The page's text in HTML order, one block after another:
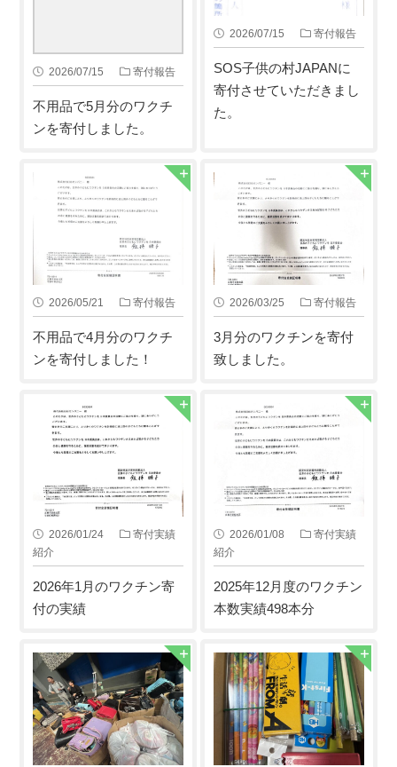
2026/07/15 寄付報告
不用品で5月分のワクチ
ンを寄付しました。
2026/07/15 寄付報告
SOS子供の村JAPANに
寄付させていただきまし
た。
2026/05/21 寄付報告
不用品で4月分のワクチ
ンを寄付しました！
2026/03/25 寄付報告
3月分のワクチンを寄付
致しました。
2026/01/24
寄付実績
紹介
2026年1月のワクチン寄
付の実績
2026/01/08
寄付実績
紹介
2025年12月度のワクチン
本数実績498本分